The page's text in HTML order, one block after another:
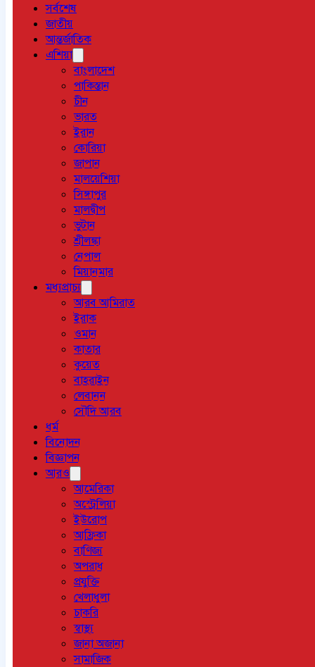
সর্বশেষ
জাতীয়
আন্তর্জাতিক
এশিয়া
বাংলাদেশ
পাকিস্তান
চীন
ভারত
ইরান
কোরিয়া
জাপান
মালয়েশিয়া
সিঙ্গাপুর
মালদ্বীপ
ভুটান
শ্রীলঙ্কা
নেপাল
মিয়ানমার
মধ্যপ্রাচ্য
আরব আমিরাত
ইরাক
ওমান
কাতার
কুয়েত
বাহরাইন
লেবানন
সৌদি আরব
ধর্ম
বিনোদন
বিজ্ঞাপন
আরও
আমেরিকা
অস্ট্রেলিয়া
ইউরোপ
আফ্রিকা
বাণিজ্য
অপরাধ
প্রযুক্তি
খেলাধুলা
চাকরি
স্বাস্থ্য
জানা অজানা
সামাজিক